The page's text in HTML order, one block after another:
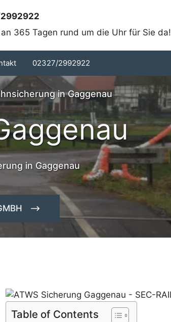
365 Tagen rund um die Uhr für Sie da!
02327/2992922
in Gaggenau
in Gaggenau
Table of Contents